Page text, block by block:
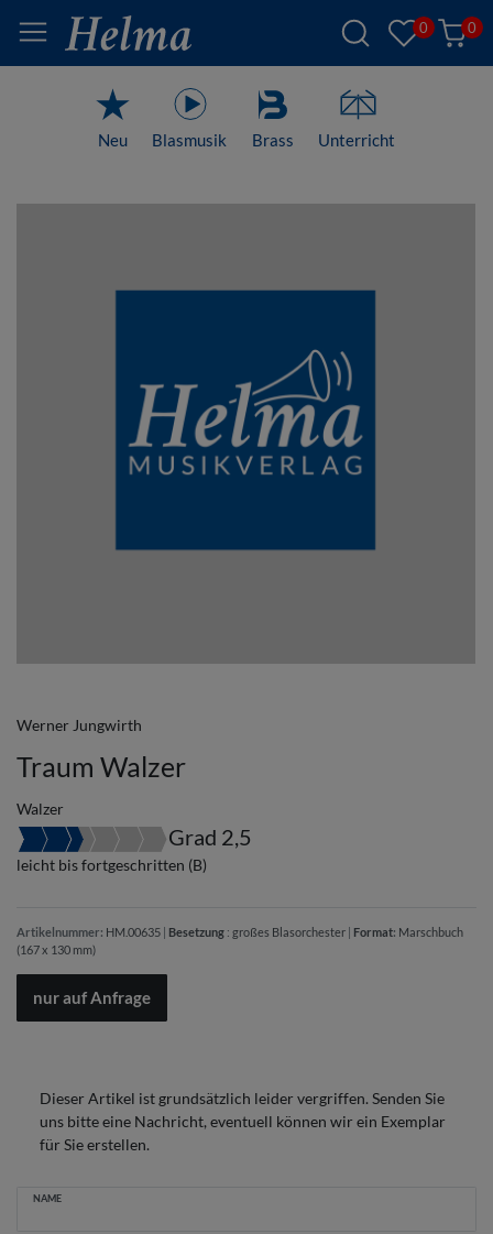
0 0
Neu Blasmusik Brass Unterricht
Werner Jungwirth
Traum Walzer
Walzer
Grad 2,5
leicht bis fortgeschritten (B)
Artikelnummer: HM.00635 | Besetzung : großes Blasorchester | Format: Marschbuch
(167 x 130 mm)
nur auf Anfrage
Dieser Artikel ist grundsätzlich leider vergriffen. Senden Sie
uns bitte eine Nachricht, eventuell können wir ein Exemplar
für Sie erstellen.
NAME
Ceres::Template.mailFormHoneypotLabel